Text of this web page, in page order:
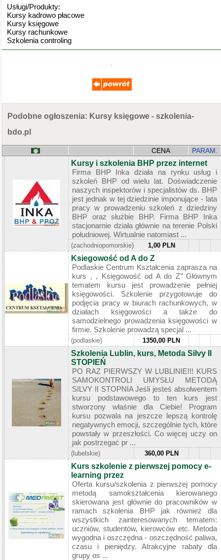
Usługi/Produkty:
Kursy kadrowo płacowe
Kursy księgowe
Kursy rachunkowe
Szkolenia controling
Podobne ogłoszenia: Kursy księgowe - szkolenia-
bdo.pl
CENA PARAM.
Kursy i szkolenia BHP przez internet
Firma BHP Inka działa na rynku usług i
szkoleń BHP od wielu lat. Doświadczenie
naszych inspektorów i specjalistów ds. BHP
jest jednak w tej dziedzinie imponujące - lata
pracy w prowadzeniu szkoleń z dziedziny
BHP oraz służbie BHP. Firma BHP Inka
stacjonarnie działa głównie na terenie Polski
południowej. Wirtualnie natomiast ...
(zachodniopomorskie) 1,00 PLN
Ksiegowość od A do Z
Podlaskie Centrum Kształcenia zaprasza na
kurs , , Księgowość od A do Z’’ Głównym
tematem kursu jest prowadzenie pełniej
księgowości. Szkolenie przygotowuje do
podjęcia pracy w biurach rachunkowych, w
działach księgowości a także do
samodzielnego prowadzenia księgowości w
firmie. Szkolenie prowadzą specjal ...
(podlaskie) 1350,00 PLN
Szkolenia Lublin, kurs, Metoda Silvy II
STOPIEŃ
PO RAZ PIERWSZY W LUBLINIE!!! KURS
SAMOKONTROLI UMYSŁU METODĄ
SILVY II STOPNIA Jeśli jesteś absolwentem
kursu podstawowego to ten kurs jest
stworzony właśnie dla Ciebie! Program
kursu pozwala na jeszcze lepszą kontrolę
negatywnych emocji, szczególnie tych, które
powstały w przeszłości. Co więcej uczy on
jak postrzegać pr ...
(lubelskie) 360,00 PLN
Kurs szkolenie z pierwszej pomocy e-
learning przez
Oferta kursu/szkolenia z pierwszej pomocy
metodą samokształcenia kierowanego
skierowana jest głównie do pracowników w
ramach szkolenia BHP jak również dla
wszystkich zainteresowanych tematem:
uczniów, studentów, kierowców etc. Metoda
wygodna i oszczędna - oszczędność paliwa,
czasu i pieniędzy. Atrakcyjne rabaty dla
grupy os ...